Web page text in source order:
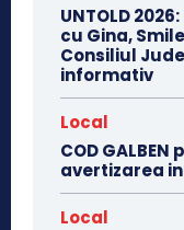
UNTOLD
cu Gina,
Consiliul
informativ
Local
COD
avertizarea
Local